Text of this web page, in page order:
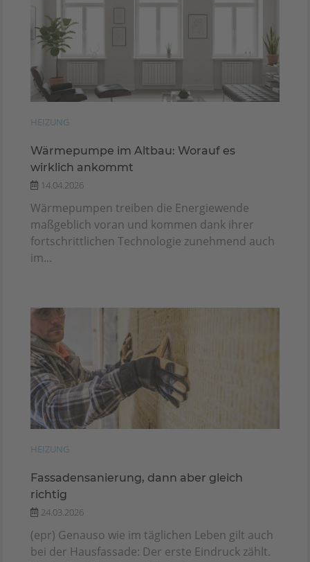
HEIZUNG
Wärmepumpe im Altbau: Worauf es
wirklich ankommt
14.04.2026
Wärmepumpen treiben die Energiewende
maßgeblich voran und kommen dank ihrer
fortschrittlichen Technologie zunehmend auch
im...
HEIZUNG
Fassadensanierung, dann aber gleich
richtig
24.03.2026
(epr) Genauso wie im täglichen Leben gilt auch
bei der Hausfassade: Der erste Eindruck zählt.